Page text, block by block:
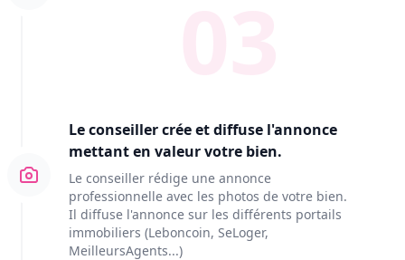
Le conseiller crée et diffuse l'annonce
mettant en valeur votre bien.
Le conseiller rédige une annonce
professionnelle avec les photos de votre bien.
Il diffuse l'annonce sur les différents portails
immobiliers (Leboncoin, SeLoger,
MeilleursAgents...)